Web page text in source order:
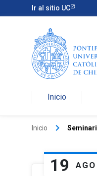
Ir al sitio UC
Inicio
Inicio keyboard_arrow_right
19 AGO